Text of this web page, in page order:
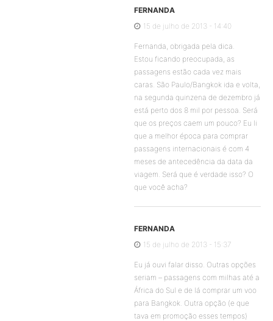
FERNANDA
15 de julho de 2013 - 14:40
Fernanda, obrigada pela dica.
Estou ficando preocupada, as
passagens estão cada vez mais
caras. São Paulo/Bangkok ida e volta,
na segunda quinzena de dezembro já
está perto dos 8 mil por pessoa. Será
que os preços caem um pouco? Eu li
que a melhor época para comprar
passagens internacionais é com 4
meses de antecedência da data da
viagem. Será que é verdade isso? O
que você acha?
FERNANDA
15 de julho de 2013 - 15:37
Eu já ouvi falar disso. Outras opções
seriam – passagens com milhas até a
África do Sul e de lá comprar um voo
para Bangkok. Outra opção (e que
tava em promoção esses tempos)